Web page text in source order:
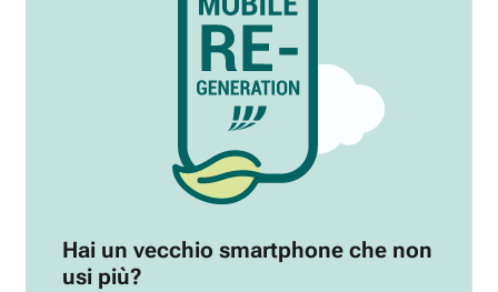
Hai un vecchio smartphone che non
usi più?